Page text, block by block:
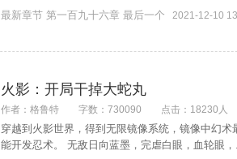
最新章节 第一百九十六章 最后一个
2021-12-10
火影：开局干掉大蛇丸
作者：格鲁特 字数：730090 点击：18230人
穿越到火影世界，得到无限镜像系统，镜像中幻
能开发忍术。 无敌日向蓝墨，完虐白眼，血轮眼